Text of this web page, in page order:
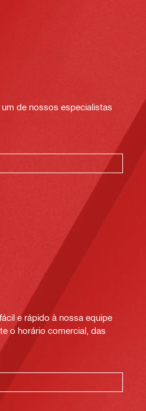
de nossos especialistas
e rápido à nossa equipe
o horário comercial, das